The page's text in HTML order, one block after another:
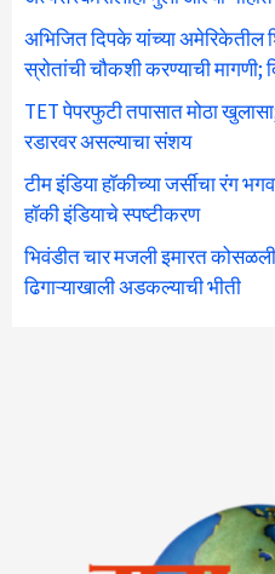
अभिजित दिपके यांच्या अमेरिकेतील
स्रोतांची चौकशी करण्याची मागणी;
TET पेपरफुटी तपासात मोठा खुलासा;
रडारवर असल्याचा संशय
टीम इंडिया हॉकीच्या जर्सीचा रंग
हॉकी इंडियाचे स्पष्टीकरण
भिवंडीत चार मजली इमारत
ढिगाऱ्याखाली अडकल्याची भीती